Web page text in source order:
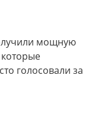
мощную
голосовали за